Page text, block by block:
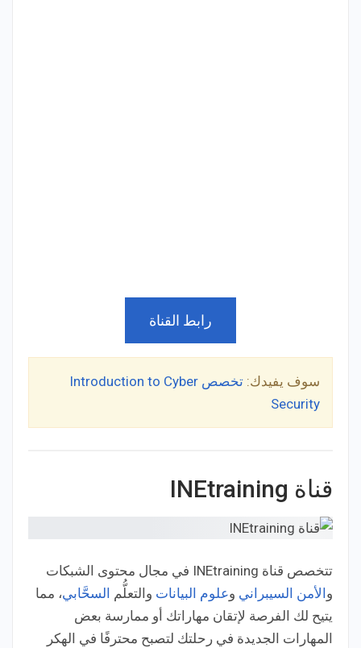
رابط القناة
سوف يفيدك:
تخصص Introduction to Cyber
Security
قناة INEtraining
تتخصص قناة INEtraining في مجال محتوى الشبكات
و الأمن السيبراني وعلوم البيانات والتعلُّم السحَّابي، مما
يتيح لك الفرصة لإتقان مهاراتك أو ممارسة بعض
المهارات الجديدة في رحلتك لتصبح محترفًا في الهكر